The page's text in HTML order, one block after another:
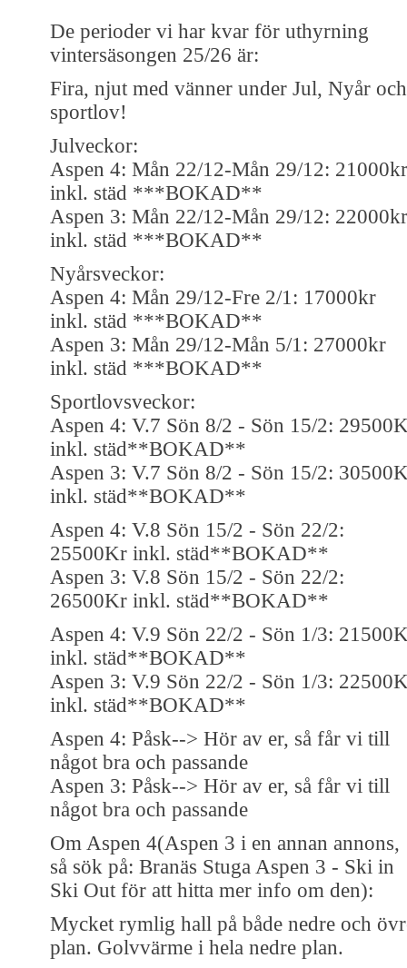
De perioder vi har kvar för uthyrning
vintersäsongen 25/26 är:
Fira, njut med vänner under Jul, Nyår och
sportlov!
Julveckor:
Aspen 4: Mån 22/12-Mån 29/12: 21000kr
inkl. städ ***BOKAD**
Aspen 3: Mån 22/12-Mån 29/12: 22000kr
inkl. städ ***BOKAD**
Nyårsveckor:
Aspen 4: Mån 29/12-Fre 2/1: 17000kr
inkl. städ ***BOKAD**
Aspen 3: Mån 29/12-Mån 5/1: 27000kr
inkl. städ ***BOKAD**
Sportlovsveckor:
Aspen 4: V.7 Sön 8/2 - Sön 15/2:
inkl. städ**BOKAD**
Aspen 3: V.7 Sön 8/2 - Sön 15/2:
inkl. städ**BOKAD**
Aspen 4: V.8 Sön 15/2 - Sön 22/2:
25500Kr inkl. städ**BOKAD**
Aspen 3: V.8 Sön 15/2 - Sön 22/2:
26500Kr inkl. städ**BOKAD**
Aspen 4: V.9 Sön 22/2 - Sön 1/3:
inkl. städ**BOKAD**
Aspen 3: V.9 Sön 22/2 - Sön 1/3:
inkl. städ**BOKAD**
Aspen 4: Påsk--> Hör av er, så får vi till
något bra och passande
Aspen 3: Påsk--> Hör av er, så får vi till
något bra och passande
Om Aspen 4(Aspen 3 i en annan annons,
så sök på: Branäs Stuga Aspen 3 - Ski in
Ski Out för att hitta mer info om den):
Mycket rymlig hall på både nedre och
plan. Golvvärme i hela nedre plan.